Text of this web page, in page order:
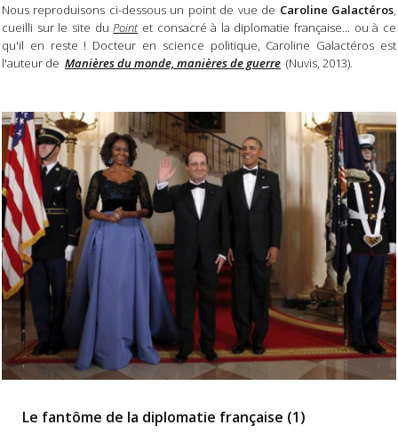
Nous reproduisons ci-dessous un point de vue de Caroline Galactéros,
cueilli sur le site duPointet consacré à la diplomatie française... ou à ce
qu'il en reste ! Docteur en science politique, Caroline Galactéros est
l'auteur de Manières du monde, manières de guerre (Nuvis, 2013).
Le fantôme de la diplomatie française (1)